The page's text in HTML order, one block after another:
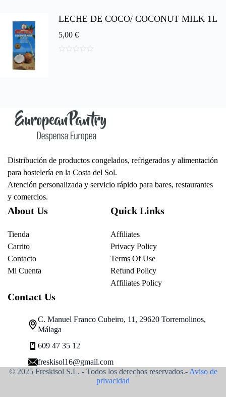
5
LECHE DE COCO/ COCONUT MILK 1L
5,00 €
Distribución de productos congelados, refrigerados y alimentación
para hostelería en la Costa del Sol.
Atención personalizada y servicio rápido para bares, restaurantes
y comercios.
About Us
Tienda
Carrito
Contacto
Mi Cuenta
Quick Links
Affiliates
Privacy Policy
Terms Of Use
Refund Policy
Affiliates Policy
Contact Us
C. Manuel Franco Cubeiro, 11, 29620 Torremolinos,
Málaga
609 47 35 12
freskisol16@gmail.com
© 2025 Freskisol S.L. - Todos los derechos reservados.- Aviso de
privacidad